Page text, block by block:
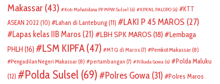
Makassar (43) Koti Mahatidana PP MPW Sulsel (6) KPKNL PALOPO (6)
KTT
ASEAN 2022 (10) Lahan di Lantebung(11) LAKI P 45 MAROS (27)
Lapas kelas IIB Maros (21) LBH SPK MAROS (18)
Lembaga
PHLH (16) LSM KIPFA (47) MTQ di Maros (7) Pemkot Makassar (8)
Pengadilan Negeri Makassar (8) pertambangan (7) Pilkada Gowa (6)
Polda Maluku
(12)
Polda Sulsel (69) Polres Gowa (31)
Polres Maros